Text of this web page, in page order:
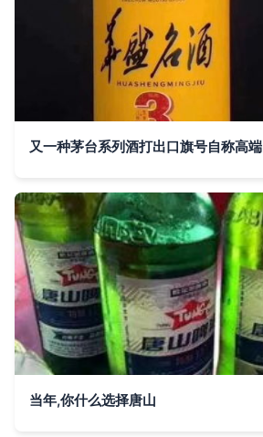
又一种茅台系列酒打出口旗号自称高
当年,你什么选择唐山